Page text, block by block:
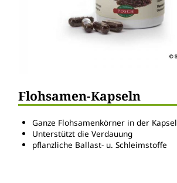
Flohsamen-Kapseln
Ganze Flohsamenkörner in der Kapsel
Unterstützt die Verdauung
pflanzliche Ballast- u. Schleimstoffe